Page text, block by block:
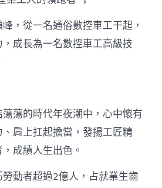
，從一名通俗數控車工干起，
成長為一名數控車工高級技
蕩的時代年夜潮中，心中懷有
肩上扛起擔當，發揚工匠精
成績人生出色。
動者超過2億人，占就業生齒